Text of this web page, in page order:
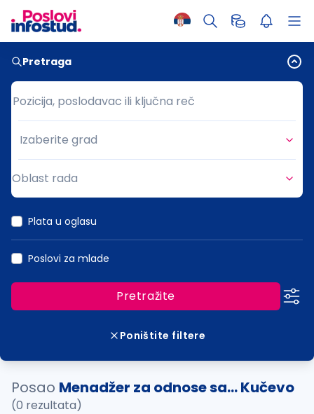
Pretraga
Pozicija, poslodavac ili ključna reč
Pozicija, poslodavac ili ključna reč
Grad
Izaberite grad
Oblast rada
Plata u oglasu
Poslovi za mlade
Pretražite
Poništite filtere
Posao Menadžer za odnose sa... Kučevo
(0 rezultata)